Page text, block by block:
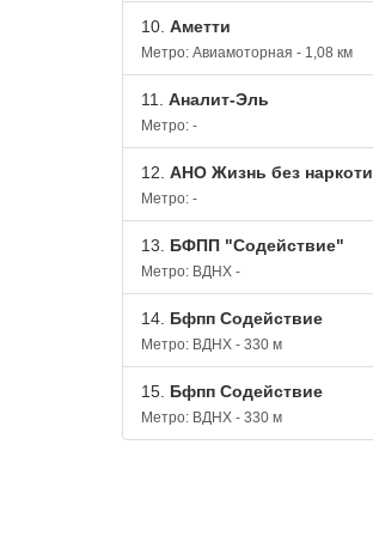
10. Аметти
Метро: Авиамоторная - 1,08 км
11. Аналит-Эль
Метро: -
12. АНО Жизнь без
Метро: -
13. БФПП "Содействие"
Метро: ВДНХ -
14. Бфпп Содействие
Метро: ВДНХ - 330 м
15. Бфпп Содействие
Метро: ВДНХ - 330 м